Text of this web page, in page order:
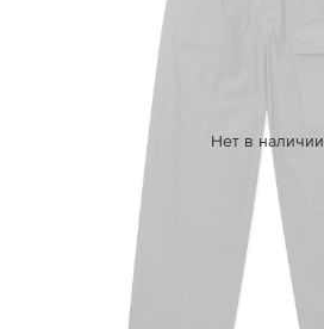
Нет в наличии